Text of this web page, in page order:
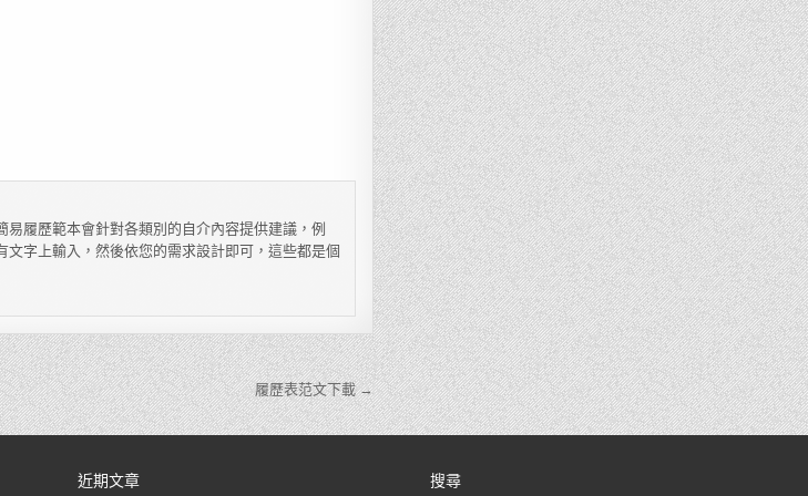
履歷範本會針對各類別的自介內容提供建議，例
字上輸入，然後依您的需求設計即可，這些都是個
履歷表范文下載 →
近期文章 搜尋